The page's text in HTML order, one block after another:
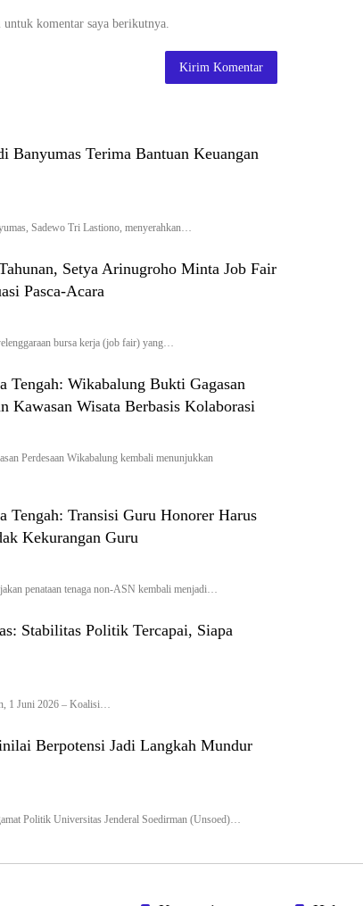
untuk komentar saya berikutnya.
Banyumas Terima Bantuan Keuangan
Sadewo Tri Lastiono, menyerahkan…
Setya Arinugroho Minta Job Fair
Pasca-Acara
bursa kerja (job fair) yang…
Tengah: Wikabalung Bukti Gagasan
Kawasan Wisata Berbasis Kolaborasi
Perdesaan Wikabalung kembali menunjukkan
Tengah: Transisi Guru Honorer Harus
Kekurangan Guru
penataan tenaga non-ASN kembali menjadi…
Stabilitas Politik Tercapai, Siapa
1 Juni 2026 – Koalisi…
Berpotensi Jadi Langkah Mundur
Politik Universitas Jenderal Soedirman (Unsoed)…